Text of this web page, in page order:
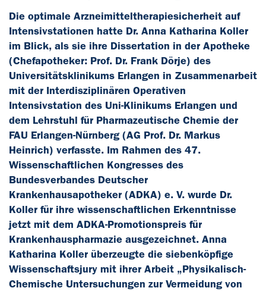
Die optimale Arzneimitteltherapiesicherheit auf
Intensivstationen hatte Dr. Anna Katharina Koller
im Blick, als sie ihre Dissertation in der Apotheke
(Chefapotheker: Prof. Dr. Frank Dörje) des
Universitätsklinikums Erlangen in Zusammenarbeit
mit der Interdisziplinären Operativen
Intensivstation des Uni-Klinikums Erlangen und
dem Lehrstuhl für Pharmazeutische Chemie der
FAU Erlangen-Nürnberg (AG Prof. Dr. Markus
Heinrich) verfasste. Im Rahmen des 47.
Wissenschaftlichen Kongresses des
Bundesverbandes Deutscher
Krankenhausapotheker (ADKA) e. V. wurde Dr.
Koller für ihre wissenschaftlichen Erkenntnisse
jetzt mit dem ADKA-Promotionspreis für
Krankenhauspharmazie ausgezeichnet. Anna
Katharina Koller überzeugte die siebenköpfige
Wissenschaftsjury mit ihrer Arbeit „Physikalisch-
Chemische Untersuchungen zur Vermeidung von